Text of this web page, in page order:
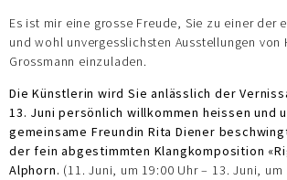
Es ist mir eine grosse Freude, Sie zu einer der
und wohl unvergesslichsten Ausstellungen von
Grossmann einzuladen.
Die Künstlerin wird Sie anlässlich der
13. Juni persönlich willkommen heissen und
gemeinsame Freundin Rita Diener
der fein abgestimmten Klangkomposition
Alphorn. (11. Juni, um 19:00 Uhr – 13. Juni, um